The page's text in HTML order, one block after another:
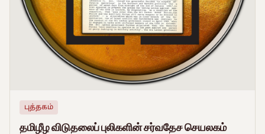
புத்தகம்
தமிழீழ விடுதலைப் புலிகளின் சர்வதேச செயலகம்